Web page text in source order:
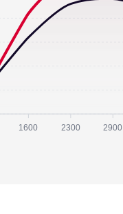
1600 2300 2900